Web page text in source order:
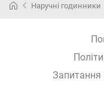
Наручні годинники